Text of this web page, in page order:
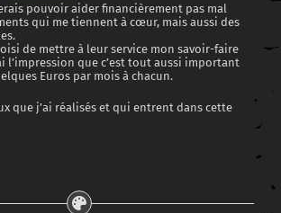
pouvoir aider financièrement pas mal
qui me tiennent à cœur, mais aussi des
de mettre à leur service mon savoir-faire
l’impression que c’est tout aussi important
Euros par mois à chacun.
que j’ai réalisés et qui entrent dans cette